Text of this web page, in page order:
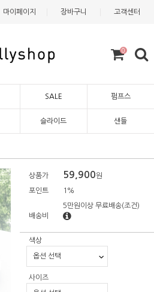
마이페이지 장바구니 고객센터
0
SALE 펌프스
슬라이드 샌들
상품가 59,900원
포인트 1%
배송비
5만원이상 무료배송(조건)
색상
사이즈